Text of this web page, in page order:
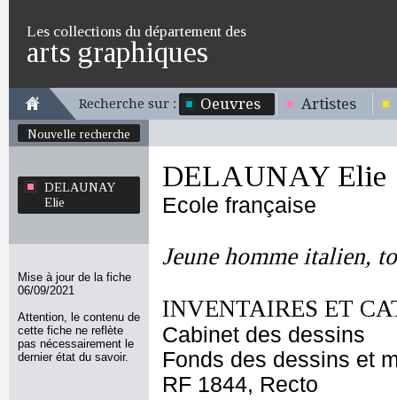
Les collections du département des
arts graphiques
Recherche sur : Oeuvres Artistes
Nouvelle recherche
DELAUNAY
Elie
Mise à jour de la fiche
06/09/2021
Attention, le contenu de
cette fiche ne reflète
pas nécessairement le
dernier état du savoir.
DELAUNAY Elie
Ecole française
Jeune homme italien,
INVENTAIRES ET
Cabinet des dessins
Fonds des dessins et
RF 1844, Recto